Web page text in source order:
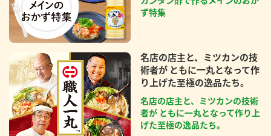
ず特集
名店の店主と、ミツカンの技
術者が ともに一丸となって作
り上げた至極の逸品たち。
名店の店主と、ミツカンの技術
者が ともに一丸となって作り上
げた至極の逸品たち。